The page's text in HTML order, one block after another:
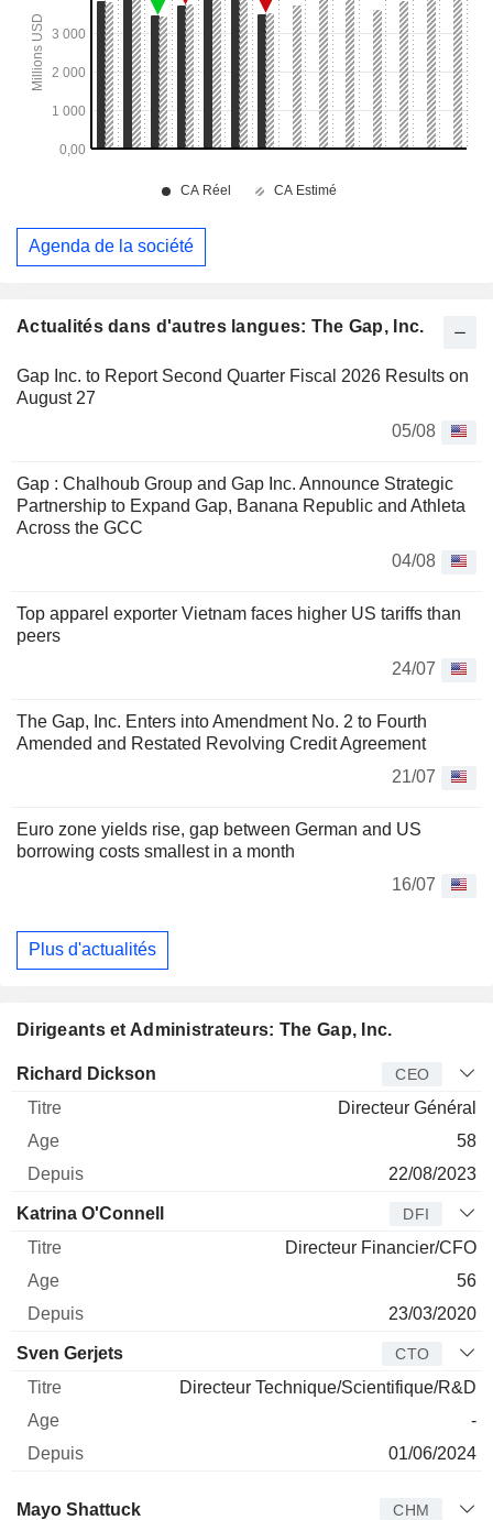
Actualités dans d'autres langues: The Gap, Inc.
Gap Inc. to Report Second Quarter Fiscal 2026 Results on
August 27
05/08
Gap : Chalhoub Group and Gap Inc. Announce Strategic
Partnership to Expand Gap, Banana Republic and Athleta
Across the GCC
04/08
Top apparel exporter Vietnam faces higher US tariffs than
peers
24/07
The Gap, Inc. Enters into Amendment No. 2 to Fourth
Amended and Restated Revolving Credit Agreement
21/07
Euro zone yields rise, gap between German and US
borrowing costs smallest in a month
16/07
Plus d'actualités
Dirigeants et Administrateurs: The Gap, Inc.
Dirigeant Titre Age
Richard Dickson CEO
Directeur Général
58
22/08/2023
Katrina O'Connell DFI
Directeur Financier/CFO
56
23/03/2020
Sven Gerjets CTO
Directeur Technique/Scientifique/R&D
-
01/06/2024
Administrateur Titre
Mayo Shattuck CHM
Agenda de la société